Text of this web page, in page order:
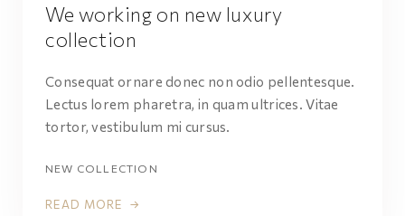
We working on new luxury
collection
Consequat ornare donec non odio pellentesque.
Lectus lorem pharetra, in quam ultrices. Vitae
tortor, vestibulum mi cursus.
NEW COLLECTION
READ MORE